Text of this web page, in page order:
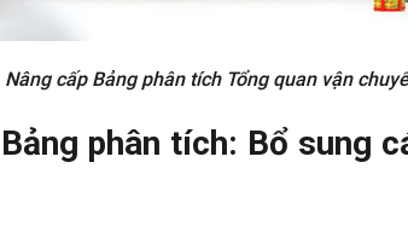
Nâng cấp Bảng phân tích Tổng quan vận
phân tích: Bổ sung